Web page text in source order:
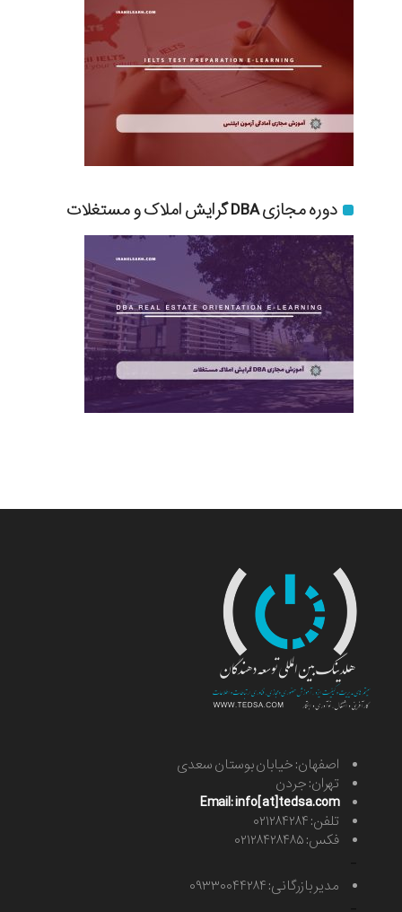
دوره مجازی DBA گرایش املاک و مستغلات
اصفهان: خیابان بوستان سعدی
تهران: جردن
Email: info[at]tedsa.com
تلفن: ۰۲۱۲۸۴۲۸۴
فکس: ۰۲۱۲۸۴۲۸۴۸۵
مدیر بازرگانی: ۰۹۳۳۰۰۴۴۲۸۴